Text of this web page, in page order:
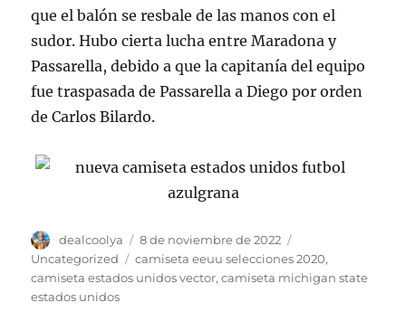
que el balón se resbale de las manos con el
sudor. Hubo cierta lucha entre Maradona y
Passarella, debido a que la capitanía del equipo
fue traspasada de Passarella a Diego por orden
de Carlos Bilardo.
Autor
dealcoolya
Publicado
el
8 de noviembre de 2022
Uncategorized
Etiquetas
camiseta eeuu selecciones 2020,
camiseta estados unidos vector,camiseta michigan state
estados unidos